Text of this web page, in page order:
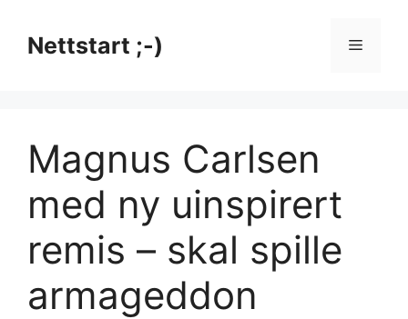
innholdNettstart ;-) Meny
Magnus Carlsen
med ny uinspirert
remis – skal spille
armageddon